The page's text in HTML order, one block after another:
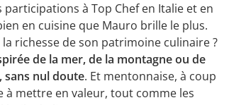
à Top Chef en Italie et en
en cuisine que Mauro brille le plus.
richesse de son patrimoine culinaire ?
de la mer, de la montagne ou de
sans nul doute. Et mentonnaise, à coup
mettre en valeur, tout comme les